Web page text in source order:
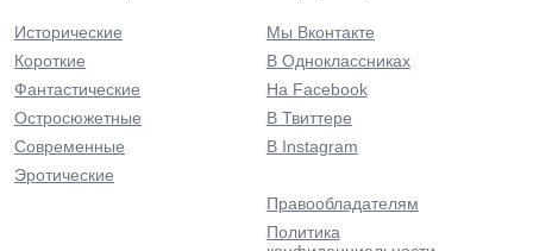
Исторические
Короткие
Фантастические
Остросюжетные
Современные
Эротические
Мы Вконтакте
В Одноклассниках
На Facebook
В Твиттере
В Instagram
Правообладателям
Политика